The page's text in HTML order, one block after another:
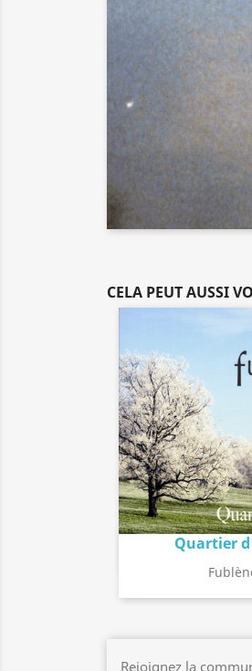
CELA PEUT AUSSI
Quartier
searchDétail de
Rejoignez la